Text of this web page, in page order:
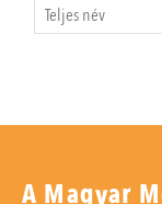
A Magyar